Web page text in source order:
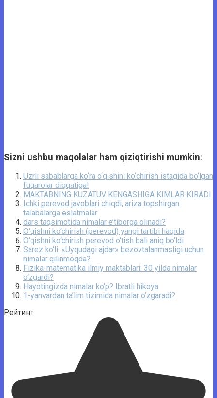
Sizni ushbu maqolalar ham qiziqtirishi mumkin:
Uzrli sabablarga ko‘ra o‘qishini ko‘chirish istagida bo‘lgan
fuqarolar diqqatiga!
MAKTABNING KUZATUV KENGASHIGA KIMLAR KIRADI
Ichki perevod javoblari chiqdi, ariza topshirgan
talabalarga eslatmalar
dars taqsimotida nimalar e’tiborga olinadi?
O‘qishni ko‘chirish (perevod) yangi tartibi haqida
O‘qishni ko‘chirish perevod o‘tish bali aniq bo‘ldi
Sarez ko‘li: «Uyqudagi ajdar» bezovtalanmasligi uchun
nimalar qilinmoqda?
Fizika-matematika ilmiy maktablari: 30 yilda nimalar
o‘zgardi?
Hayotingizda nimalar ko‘p? Ibratli hikoya
1-yanvardan ta’lim tizimida nimalar o‘zgaradi?
Рейтинг